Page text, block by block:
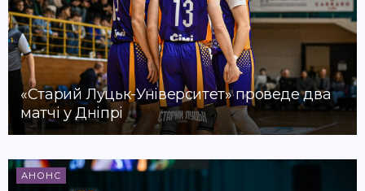
«Старий Луцьк-Університет» проведе два
матчі у Дніпрі
АНОНС